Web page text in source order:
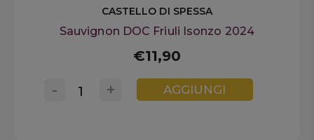
CASTELLO DI SPESSA
Sauvignon DOC Friuli Isonzo 2024
€11,90
+
- AGGIUNGI